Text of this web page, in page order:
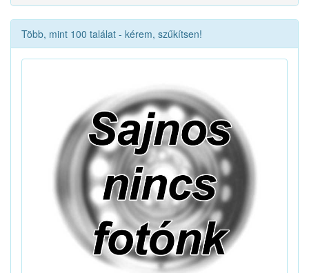
Több, mint 100 találat - kérem, szűkítsen!